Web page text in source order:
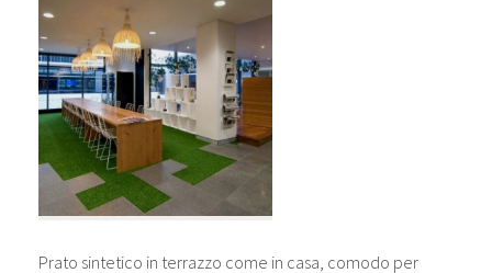
Prato sintetico in terrazzo come in casa, comodo per